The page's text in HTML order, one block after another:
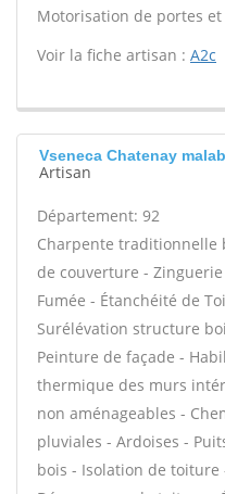
Motorisation de portes
Voir la fiche artisan : A2c
Vseneca Chatenay
Artisan
Département: 92
Charpente traditionnelle
de couverture -
Fumée - Étanchéité de
Surélévation structure
Peinture de façade -
thermique des murs
non aménageables -
pluviales - Ardoises -
bois - Isolation de toiture